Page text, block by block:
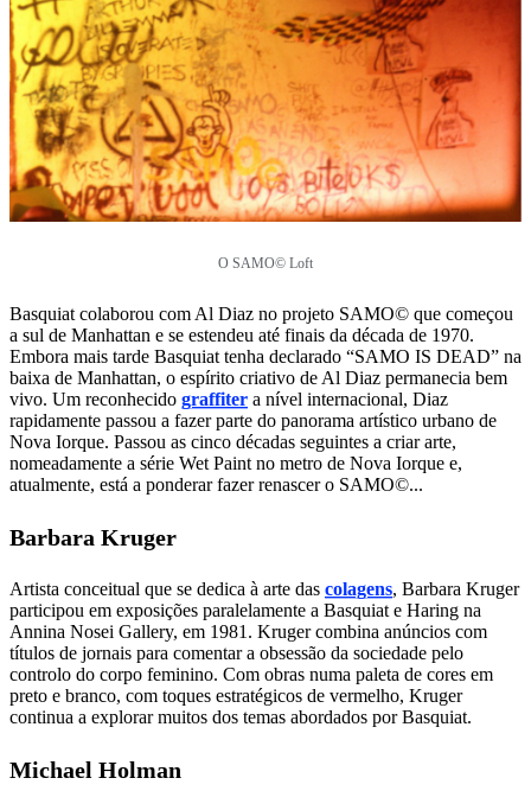
O SAMO© Loft
Basquiat colaborou com Al Diaz no projeto SAMO© que começou
a sul de Manhattan e se estendeu até finais da década de 1970.
Embora mais tarde Basquiat tenha declarado “SAMO IS DEAD” na
baixa de Manhattan, o espírito criativo de Al Diaz permanecia bem
vivo. Um reconhecido graffiter a nível internacional, Diaz
rapidamente passou a fazer parte do panorama artístico urbano de
Nova Iorque. Passou as cinco décadas seguintes a criar arte,
nomeadamente a série Wet Paint no metro de Nova Iorque e,
atualmente, está a ponderar fazer renascer o SAMO©...
Barbara Kruger
Artista conceitual que se dedica à arte das colagens, Barbara Kruger
participou em exposições paralelamente a Basquiat e Haring na
Annina Nosei Gallery, em 1981. Kruger combina anúncios com
títulos de jornais para comentar a obsessão da sociedade pelo
controlo do corpo feminino. Com obras numa paleta de cores em
preto e branco, com toques estratégicos de vermelho, Kruger
continua a explorar muitos dos temas abordados por Basquiat.
Michael Holman